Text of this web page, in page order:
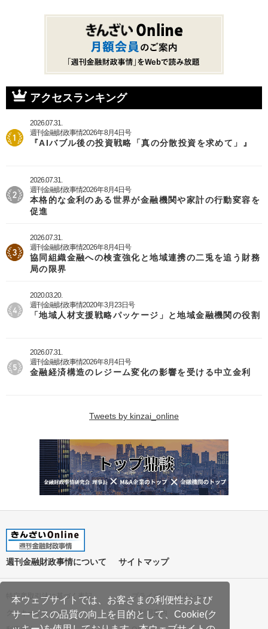
本ウェブサイトでは、お客さまの利便性および
サービスの品質の向上を目的として、Cookie(ク
アクセスランキング
2026.07.31.
週刊金融財政事情2026年8月4日号
『AIバブル後の投資戦略「真の分散投資を求めて」』
2026.07.31.
週刊金融財政事情2026年8月4日号
本格的な金利のある世界が金融機関や家計の行動変容を
促進
2026.07.31.
週刊金融財政事情2026年8月4日号
協同組織金融への検査強化と地域連携の二兎を追う財務
局の限界
2020.03.20.
週刊金融財政事情2020年3月23日号
「地域人材支援戦略パッケージ」と地域金融機関の役割
2026.07.31.
週刊金融財政事情2026年8月4日号
金融経済構造のレジーム変化の影響を受ける中立金利
Tweets by kinzai_online
週刊金融財政事情について サイトマップ
特定商取引法に基づく表記
プライバシーポリシー
クッキーポリシー
ご利用案内